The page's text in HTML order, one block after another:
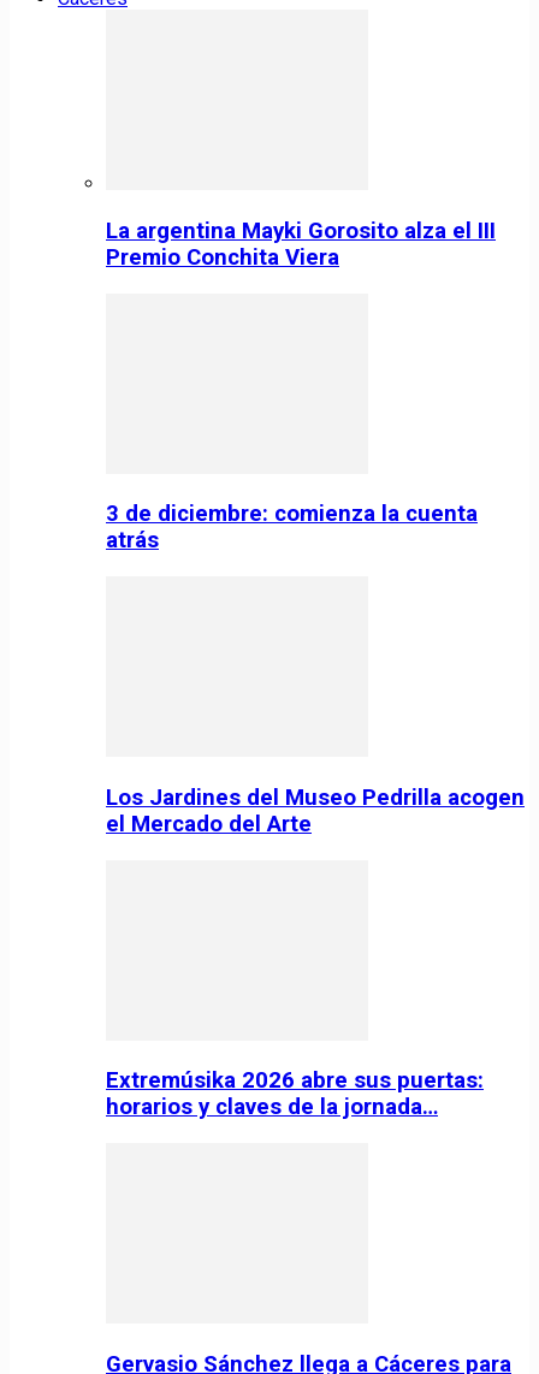
La argentina Mayki Gorosito alza el III
Premio Conchita Viera
3 de diciembre: comienza la cuenta
atrás
Los Jardines del Museo Pedrilla acogen
el Mercado del Arte
Extremúsika 2026 abre sus puertas:
horarios y claves de la jornada…
Gervasio Sánchez llega a Cáceres para